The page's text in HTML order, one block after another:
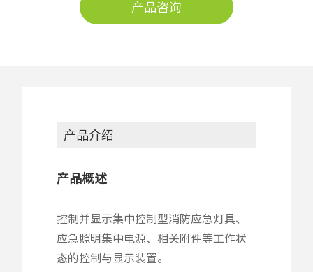
产品咨询
产品介绍
产品概述
控制并显示集中控制型消防应急灯具、
应急照明集中电源、相关附件等工作状
态的控制与显示装置。